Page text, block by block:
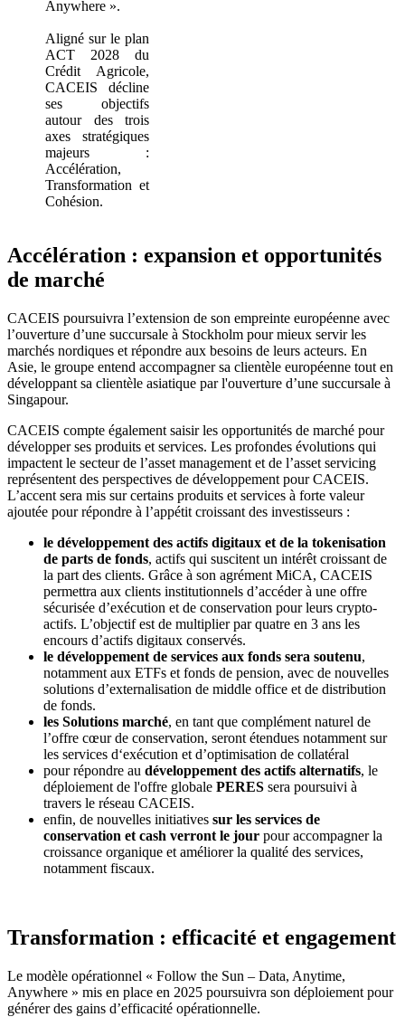
Anywhere ».
Aligné sur le plan
ACT 2028 du
Crédit Agricole,
CACEIS décline
ses objectifs
autour des trois
axes stratégiques
majeurs :
Accélération,
Transformation et
Cohésion.
Accélération : expansion et opportunités
de marché
CACEIS poursuivra l’extension de son empreinte européenne avec
l’ouverture d’une succursale à Stockholm pour mieux servir les
marchés nordiques et répondre aux besoins de leurs acteurs. En
Asie, le groupe entend accompagner sa clientèle européenne tout en
développant sa clientèle asiatique par l'ouverture d’une succursale à
Singapour.
CACEIS compte également saisir les opportunités de marché pour
développer ses produits et services. Les profondes évolutions qui
impactent le secteur de l’asset management et de l’asset servicing
représentent des perspectives de développement pour CACEIS.
L’accent sera mis sur certains produits et services à forte valeur
ajoutée pour répondre à l’appétit croissant des investisseurs :
le développement des actifs digitaux et de la tokenisation
de parts de fonds, actifs qui suscitent un intérêt croissant de
la part des clients. Grâce à son agrément MiCA, CACEIS
permettra aux clients institutionnels d’accéder à une offre
sécurisée d’exécution et de conservation pour leurs crypto-
actifs. L’objectif est de multiplier par quatre en 3 ans les
encours d’actifs digitaux conservés.
le développement de services aux fonds sera soutenu,
notamment aux ETFs et fonds de pension, avec de nouvelles
solutions d’externalisation de middle office et de distribution
de fonds.
les Solutions marché, en tant que complément naturel de
l’offre cœur de conservation, seront étendues notamment sur
les services d‘exécution et d’optimisation de collatéral
pour répondre au développement des actifs alternatifs, le
déploiement de l'offre globale PERES sera poursuivi à
travers le réseau CACEIS.
enfin, de nouvelles initiatives sur les services de
conservation et cash verront le jour pour accompagner la
croissance organique et améliorer la qualité des services,
notamment fiscaux.
Transformation : efficacité et engagement
Le modèle opérationnel « Follow the Sun – Data, Anytime,
Anywhere » mis en place en 2025 poursuivra son déploiement pour
générer des gains d’efficacité opérationnelle.